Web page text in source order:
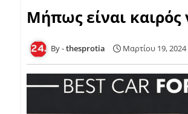
Μήπως είναι καιρός
thesprotia Μαρτίου 19, 2024